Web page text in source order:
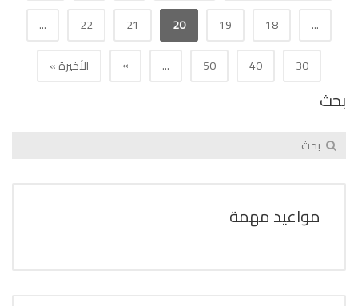
...
18
19
20
21
22
...
30
40
50
...
» الأخيرة »
بحث
مواعيد مهمة